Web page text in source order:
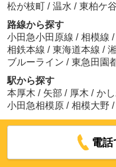
松が枝町 / 温水 / 東柏ケ谷
路線から探す
小田急小田原線 / 相模線 /
相鉄本線 / 東海道本線 /
ブルーライン / 東急田園
駅から探す
本厚木 / 矢部 / 厚木 / か
小田急相模原 / 相模大野 /
電話